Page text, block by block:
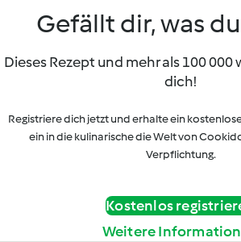
Gefällt dir, was
Dieses Rezept und mehr als 100
dich!
Registriere dich jetzt und erhalte ein
ein in die kulinarische die Welt von
Verpflichtung.
Kostenlos
Weitere